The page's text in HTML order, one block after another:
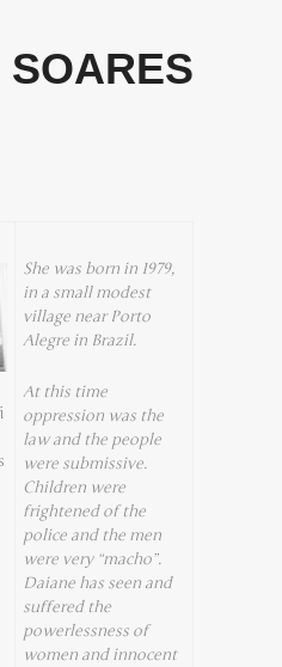
She was born in 1979,
in a small modest
village near Porto
Alegre in Brazil.
At this time
oppression was the
law and the people
were submissive.
Children were
frightened of the
police and the men
were very “macho”.
Daiane has seen and
suffered the
powerlessness of
women and innocent